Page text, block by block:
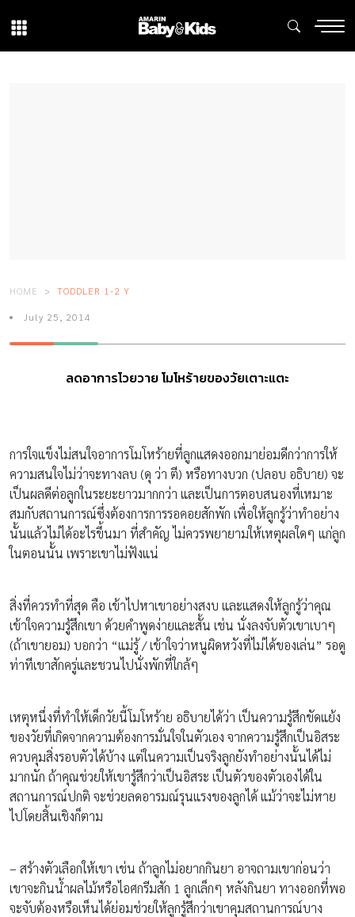
HOME TODDLER 1-2 Y
July 25, 2014
ลดอาการโวยวาย โมโหร้ายของวัยเตาะแตะ
การใจแข็งไม่สนใจอาการโมโหร้ายที่ลูกแสดงออกมาย่อมดีกว่าการให้
ความสนใจไม่ว่าจะทางลบ (ดุ ว่า ตี) หรือทางบวก (ปลอบ อธิบาย) จะ
เป็นผลดีต่อลูกในระยะยาวมากกว่า และเป็นการตอบสนองที่เหมาะ
สมกับสถานการณ์ซึ่งต้องการการรอคอยสักพัก เพื่อให้ลูกรู้ว่าทำอย่าง
นั้นแล้วไม่ได้อะไรขึ้นมา ที่สำคัญ ไม่ควรพยายามให้เหตุผลใดๆ แก่ลูก
ในตอนนั้น เพราะเขาไม่ฟังแน่
สิ่งที่ควรทำที่สุด คือ เข้าไปหาเขาอย่างสงบ และแสดงให้ลูกรู้ว่าคุณ
เข้าใจความรู้สึกเขา ด้วยคำพูดง่ายและสั้น เช่น นั่งลงจับตัวเขาเบาๆ
(ถ้าเขายอม) บอกว่า “แม่รู้ / เข้าใจว่าหนูผิดหวังที่ไม่ได้ของเล่น” รอดู
ท่าทีเขาสักครู่และชวนไปนั่งพักที่ใกล้ๆ
เหตุหนึ่งที่ทำให้เด็กวัยนี้โมโหร้าย อธิบายได้ว่า เป็นความรู้สึกขัดแย้ง
ของวัยที่เกิดจากความต้องการมั่นใจในตัวเอง จากความรู้สึกเป็นอิสระ
ควบคุมสิ่งรอบตัวได้บ้าง แต่ในความเป็นจริงลูกยังทำอย่างนั้นได้ไม่
มากนัก ถ้าคุณช่วยให้เขารู้สึกว่าเป็นอิสระ เป็นตัวของตัวเองได้ใน
สถานการณ์ปกติ จะช่วยลดอารมณ์รุนแรงของลูกได้ แม้ว่าจะไม่หาย
ไปโดยสิ้นเชิงก็ตาม
– สร้างตัวเลือกให้เขา เช่น ถ้าลูกไม่อยากกินยา อาจถามเขาก่อนว่า
เขาจะกินน้ำผลไม้หรือไอศกรีมสัก 1 ลูกเล็กๆ หลังกินยา ทางออกที่พอ
จะจับต้องหรือเห็นได้ย่อมช่วยให้ลูกรู้สึกว่าเขาคุมสถานการณ์บาง